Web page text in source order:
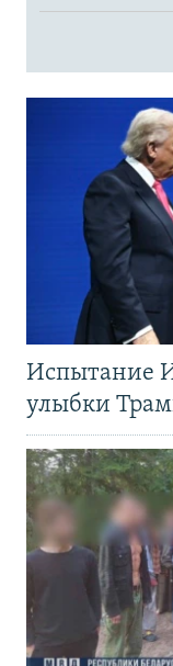
Испытание
улыбки